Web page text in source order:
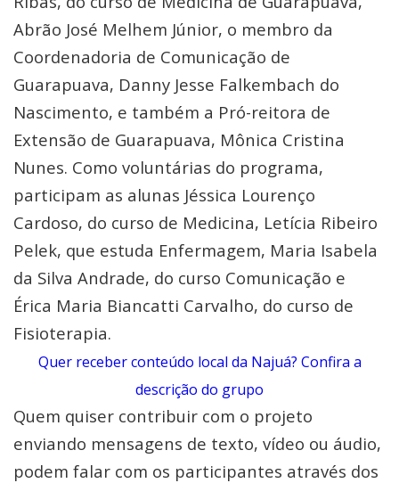
Abrão José Melhem Júnior, o membro da
Coordenadoria de Comunicação de
Guarapuava, Danny Jesse Falkembach do
Nascimento, e também a Pró-reitora de
Extensão de Guarapuava, Mônica Cristina
Nunes. Como voluntárias do programa,
participam as alunas Jéssica Lourenço
Cardoso, do curso de Medicina, Letícia Ribeiro
Pelek, que estuda Enfermagem, Maria Isabela
da Silva Andrade, do curso Comunicação e
Érica Maria Biancatti Carvalho, do curso de
Fisioterapia.
Quer receber conteúdo local da Najuá? Confira a
descrição do grupo
Quem quiser contribuir com o projeto
enviando mensagens de texto, vídeo ou áudio,
podem falar com os participantes através dos